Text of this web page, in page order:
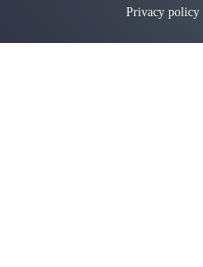
Privacy policy